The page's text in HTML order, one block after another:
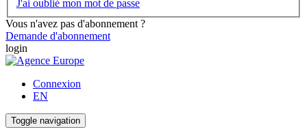
J'ai oublié mon mot de passe
Vous n'avez pas d'abonnement ?
Demande d'abonnement
login
Connexion
EN
Toggle navigation